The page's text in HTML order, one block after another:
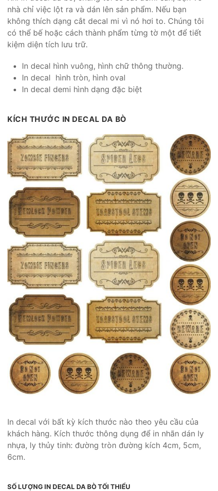
nhà chỉ việc lột ra và dán lên sản phẩm. Nếu bạn
không thích dạng cắt decal mi vì nó hơi to. Chúng tôi
có thể bế hoặc cách thành phẩm từng tờ một để tiết
kiệm diện tích lưu trữ.
In decal hình vuông, hình chữ thông thường.
In decal hình tròn, hình oval
In decal demi hình dạng đặc biệt
KÍCH THƯỚC IN DECAL DA BÒ
In decal với bất kỳ kích thước nào theo yêu cầu của
khách hàng. Kích thước thông dụng để in nhãn dán ly
nhựa, ly thủy tinh: đường tròn đường kích 4cm, 5cm,
6cm.
SỐ LƯỢNG IN DECAL DA BÒ TỐI THIỂU